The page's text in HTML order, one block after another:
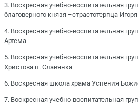
3. Воскресная учебно-воспитательная
благоверного князя –страстотерпца
4. Воскресная учебно-воспитательная
Артема
5. Воскресная учебно-воспитательная
Христова п. Славянка
6. Воскресная школа храма Успения
7. Воскресная учебно-воспитательная